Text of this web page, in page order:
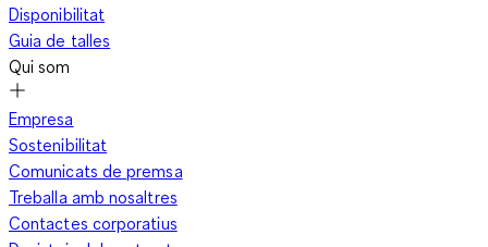
Disponibilitat
Guia de talles
Qui som
Empresa
Sostenibilitat
Comunicats de premsa
Treballa amb nosaltres
Contactes corporatius